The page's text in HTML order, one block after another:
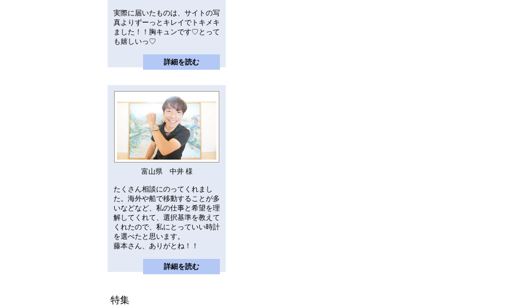
実際に届いたものは、サイトの写
真よりずーっとキレイでトキメキ
ました！！胸キュンです♡とって
も嬉しいっ♡
詳細を読む
富山県 中井 様
たくさん相談にのってくれまし
た。海外や船で移動することが多
いなどなど、私の仕事と希望を理
解してくれて、選択基準を教えて
くれたので、私にとっていい時計
を選べたと思います。
藤本さん、ありがとね！！
詳細を読む
特集